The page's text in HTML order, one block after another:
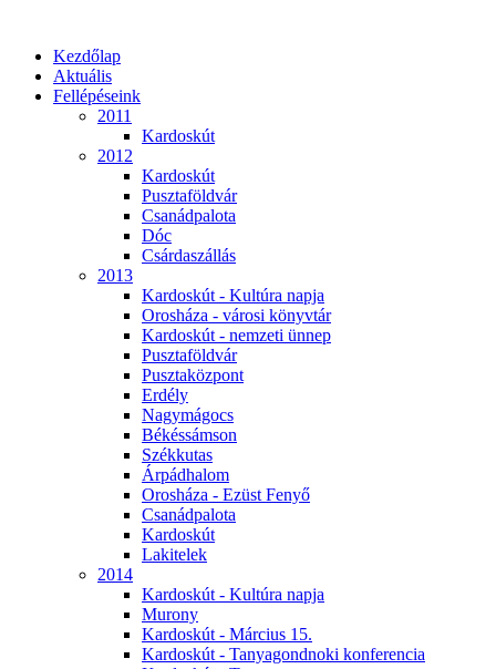
Kezdőlap
Aktuális
Fellépéseink
2011
Kardoskút
2012
Kardoskút
Pusztaföldvár
Csanádpalota
Dóc
Csárdaszállás
2013
Kardoskút - Kultúra napja
Orosháza - városi könyvtár
Kardoskút - nemzeti ünnep
Pusztaföldvár
Pusztaközpont
Erdély
Nagymágocs
Békéssámson
Székkutas
Árpádhalom
Orosháza - Ezüst Fenyő
Csanádpalota
Kardoskút
Lakitelek
2014
Kardoskút - Kultúra napja
Murony
Kardoskút - Március 15.
Kardoskút - Tanyagondnoki konferencia